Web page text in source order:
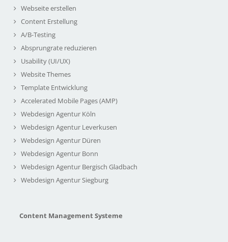
Webseite erstellen
Content Erstellung
A/B-Testing
Absprungrate reduzieren
Usability (UI/UX)
Website Themes
Template Entwicklung
Accelerated Mobile Pages (AMP)
Webdesign Agentur Köln
Webdesign Agentur Leverkusen
Webdesign Agentur Düren
Webdesign Agentur Bonn
Webdesign Agentur Bergisch Gladbach
Webdesign Agentur Siegburg
Content Management Systeme